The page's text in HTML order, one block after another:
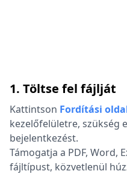
1. Töltse fel fájlját
Kattintson Fordítási
kezelőfelületre, szükség
bejelentkezést.
Támogatja a PDF, Word,
fájltípust, közvetlenül